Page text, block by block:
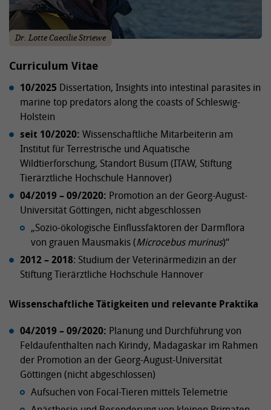
Dr. Lotte Caecilie Striewe
Curriculum Vitae
10/2025 Dissertation, Insights into intestinal parasites in
marine top predators along the coasts of Schleswig-
Holstein
seit 10/2020: Wissenschaftliche Mitarbeiterin am
Institut für Terrestrische und Aquatische
Wildtierforschung, Standort Büsum (ITAW, Stiftung
Tierärztliche Hochschule Hannover)
04/2019 – 09/2020: Promotion an der Georg-August-
Universität Göttingen, nicht abgeschlossen
„Sozio-ökologische Einflussfaktoren der Darmflora
von grauen Mausmakis (Microcebus murinus)“
2012 – 2018: Studium der Veterinärmedizin an der
Stiftung Tierärztliche Hochschule Hannover
Wissenschaftliche Tätigkeiten und relevante Praktika
04/2019 – 09/2020: Planung und Durchführung von
Feldaufenthalten nach Kirindy, Madagaskar im Rahmen
der Promotion an der Georg-August-Universität
Göttingen (nicht abgeschlossen)
Aufsuchen von Focal-Tieren mittels Telemetrie